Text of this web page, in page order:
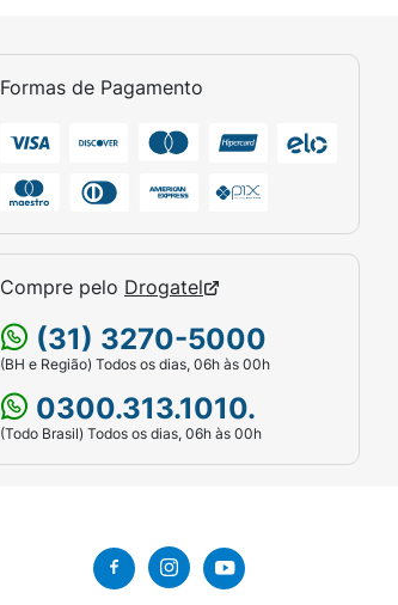
Formas de Pagamento
Compre pelo Drogatel
(31) 3270-5000
(BH e Região) Todos os dias, 06h às 00h
0300.313.1010.
(Todo Brasil) Todos os dias, 06h às 00h